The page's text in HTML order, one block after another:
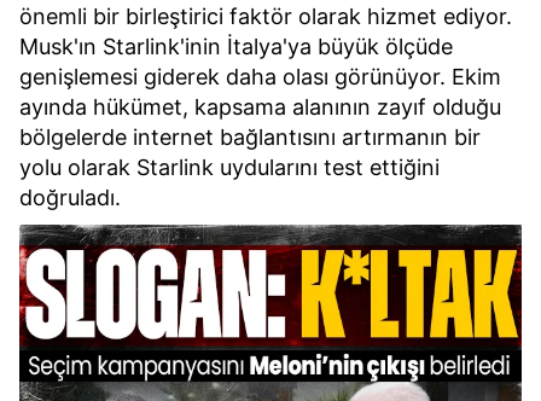
önemli bir birleştirici faktör olarak hizmet ediyor.
Musk'ın Starlink'inin İtalya'ya büyük ölçüde
genişlemesi giderek daha olası görünüyor. Ekim
ayında hükümet, kapsama alanının zayıf olduğu
bölgelerde internet bağlantısını artırmanın bir
yolu olarak Starlink uydularını test ettiğini
doğruladı.